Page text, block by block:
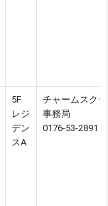
5F
レジ
デン
スA
チャームスク
事務局
0176-53-2891